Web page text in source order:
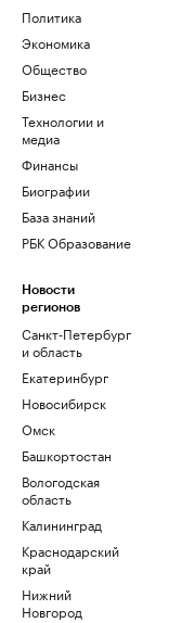
Политика
Экономика
Общество
Бизнес
Технологии и
медиа
Финансы
Биографии
База знаний
РБК Образование
Новости
регионов
Санкт-Петербург
и область
Екатеринбург
Новосибирск
Омск
Башкортостан
Вологодская
область
Калининград
Краснодарский
край
Нижний
Новгород